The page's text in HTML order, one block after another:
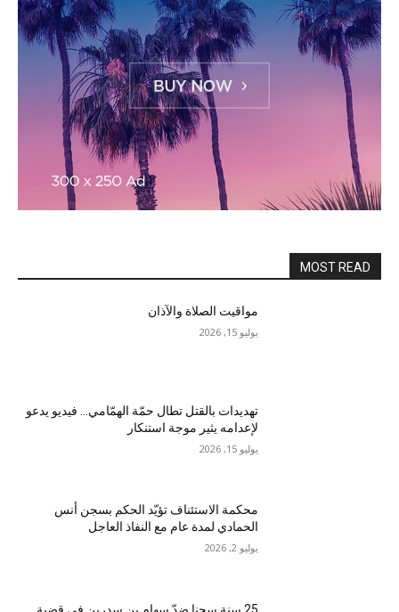
MOST READ
مواقيت الصلاة والآذان
يوليو 15, 2026
تهديدات بالقتل تطال حمّة الهمّامي… فيديو يدعو
لإعدامه يثير موجة استنكار
يوليو 15, 2026
محكمة الاستئناف تؤيّد الحكم بسجن أنس
الحمادي لمدة عام مع النفاذ العاجل
يوليو 2, 2026